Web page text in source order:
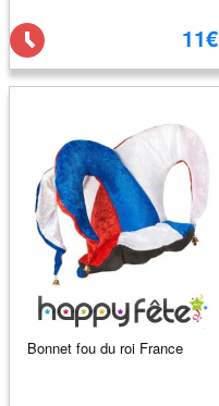
11€
Bonnet fou du roi France